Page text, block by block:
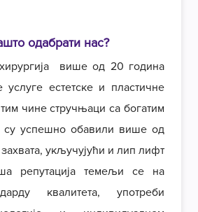
одабрати нас?
хирургија више од 20 година
услуге естетске и пластичне
чине стручњаци са богатим
су успешно обавили више од
укључујући и лип лифт
репутација темељи се на
квалитета, употреби